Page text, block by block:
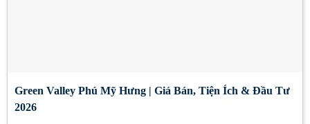
Green Valley Phú Mỹ Hưng | Giá Bán, Tiện Ích & Đầu Tư
2026